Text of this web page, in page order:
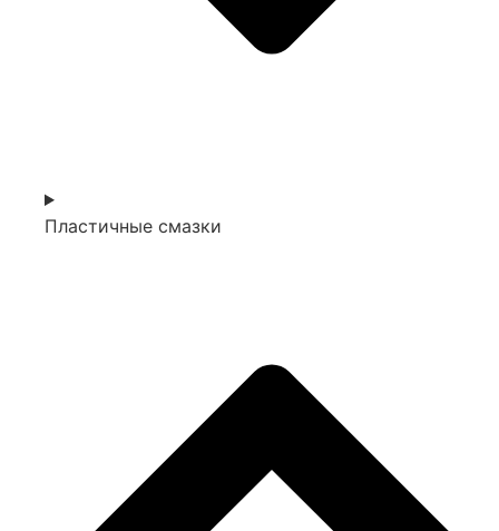
Пластичные смазки